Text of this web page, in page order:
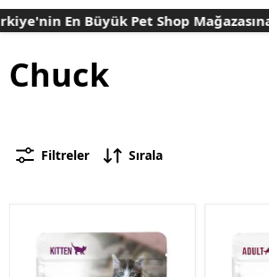
En Büyük Pet Shop Mağazasına
Chuck
Filtreler Sırala